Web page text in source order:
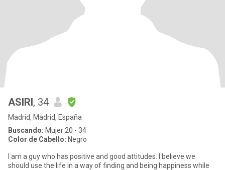
ASIRI, 34
Madrid, Madrid, España
Buscando: Mujer 20 - 34
Color de Cabello: Negro
I am a guy who has positive and good attitudes. I believe we
should use the life in a way of finding and being happiness while